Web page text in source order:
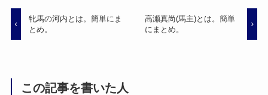
牝馬の河内とは。簡単にま
とめ。
高瀬真尚(馬主)とは。簡単
にまとめ。
この記事を書いた人